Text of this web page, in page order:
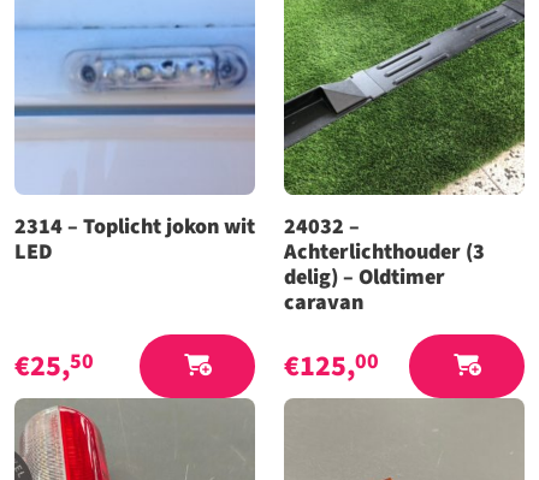
2314 – Toplicht jokon wit
LED
€25,50
24032 –
Achterlichthouder (3
delig) – Oldtimer
caravan
€125,00